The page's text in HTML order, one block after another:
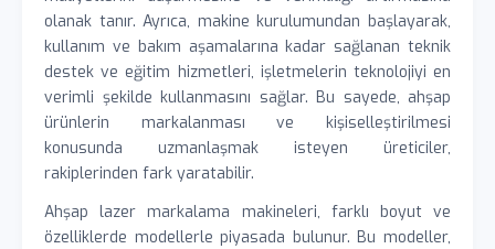
olanak tanır. Ayrıca, makine kurulumundan başlayarak,
kullanım ve bakım aşamalarına kadar sağlanan teknik
destek ve eğitim hizmetleri, işletmelerin teknolojiyi en
verimli şekilde kullanmasını sağlar. Bu sayede, ahşap
ürünlerin markalanması ve kişiselleştirilmesi
konusunda uzmanlaşmak isteyen üreticiler,
rakiplerinden fark yaratabilir.
Ahşap lazer markalama makineleri, farklı boyut ve
özelliklerde modellerle piyasada bulunur. Bu modeller,